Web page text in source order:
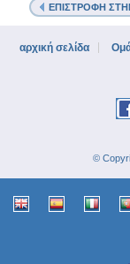
ΕΠΙΣΤΡΟΦΉ
αρχική σελίδα
©